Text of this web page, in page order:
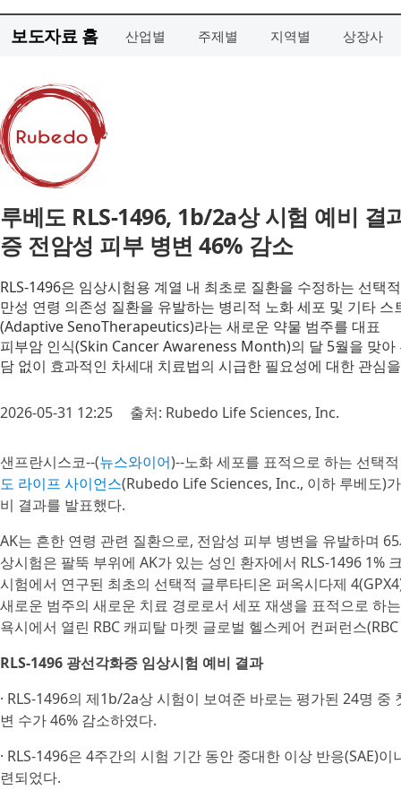
보도자료 홈 산업별 주제별 지역별 상장사
루베도 RLS-1496, 1b/2a상 시험 예비
증 전암성 피부 병변 46% 감소
RLS-1496은 임상시험용 계열 내 최초로 질환을 수정하는 선택
만성 연령 의존성 질환을 유발하는 병리적 노화 세포 및 기타
(Adaptive SenoTherapeutics)라는 새로운 약물 범주를 대표
피부암 인식(Skin Cancer Awareness Month)의 달 5월을 맞
담 없이 효과적인 차세대 치료법의 시급한 필요성에 대한 관심
2026-05-31 12:25 출처: Rubedo Life Sciences, Inc.
샌프란시스코--(뉴스와이어)--노화 세포를 표적으로 하는 선택
도 라이프 사이언스(Rubedo Life Sciences, Inc., 이하 루베도)
비 결과를 발표했다.
AK는 흔한 연령 관련 질환으로, 전암성 피부 병변을 유발하며
상시험은 팔뚝 부위에 AK가 있는 성인 환자에서 RLS-1496 1%
시험에서 연구된 최초의 선택적 글루타티온 퍼옥시다제
새로운 범주의 새로운 치료 경로로서 세포 재생을 표적으로 하
욕시에서 열린 RBC 캐피탈 마켓 글로벌 헬스케어 컨퍼런스
RLS-1496 광선각화증 임상시험 예비 결과
· RLS-1496의 제1b/2a상 시험이 보여준 바로는 평가된 24명
변 수가 46% 감소하였다.
· RLS-1496은 4주간의 시험 기간 동안 중대한 이상 반응(SAE)
련되었다.